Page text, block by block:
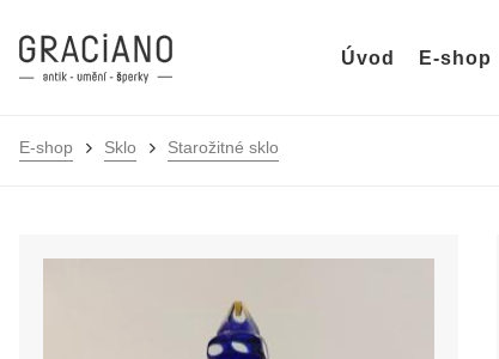
Úvod E-shop
E-shop Sklo Starožitné sklo